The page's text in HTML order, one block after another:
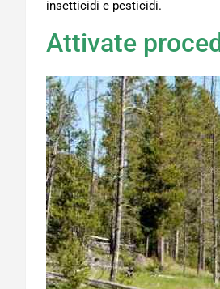
insetticidi e pesticidi.
Attivate